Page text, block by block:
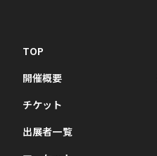
TOP
開催概要
チケット
出展者一覧